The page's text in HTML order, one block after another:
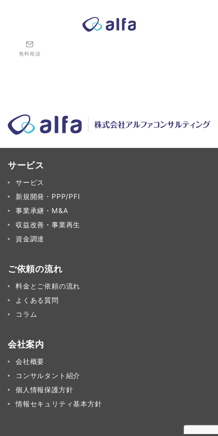
無料相談
株式会社アルファコンサルティング｜ホテル・旅館・観光業の事
サービス
サービス
新規開発・PPP/PFI
事業承継・M&A
収益改善・事業再生
資金調達
ご依頼の流れ
料金とご依頼の流れ
よくある質問
コラム
会社案内
会社概要
コンサルタント紹介
個人情報保護方針
情報セキュリティ基本方針